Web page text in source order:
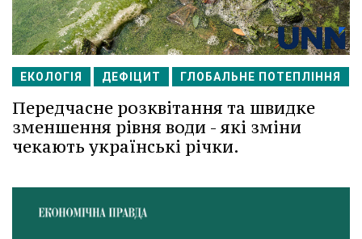
ЕКОЛОГІЯ ДЕФІЦИТ ГЛОБАЛЬНЕ ПОТЕПЛІННЯ
Передчасне розквітання та швидке
зменшення рівня води - які зміни
чекають українські річки.